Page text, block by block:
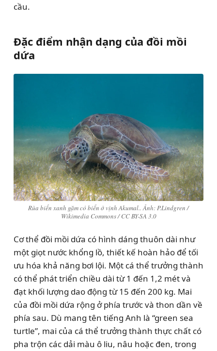
cầu.
Đặc điểm nhận dạng của đồi mồi
dứa
Rùa biển xanh gặm cỏ biển ở vịnh Akumal.. Ảnh: P.Lindgren /
Wikimedia Commons / CC BY-SA 3.0
Cơ thể đồi mồi dứa có hình dáng thuôn dài như
một giọt nước khổng lồ, thiết kế hoàn hảo để tối
ưu hóa khả năng bơi lội. Một cá thể trưởng thành
có thể phát triển chiều dài từ 1 đến 1,2 mét và
đạt khối lượng dao động từ 15 đến 200 kg. Mai
của đồi mồi dứa rộng ở phía trước và thon dần về
phía sau. Dù mang tên tiếng Anh là “green sea
turtle”, mai của cá thể trưởng thành thực chất có
pha trộn các dải màu ô liu, nâu hoặc đen, trong